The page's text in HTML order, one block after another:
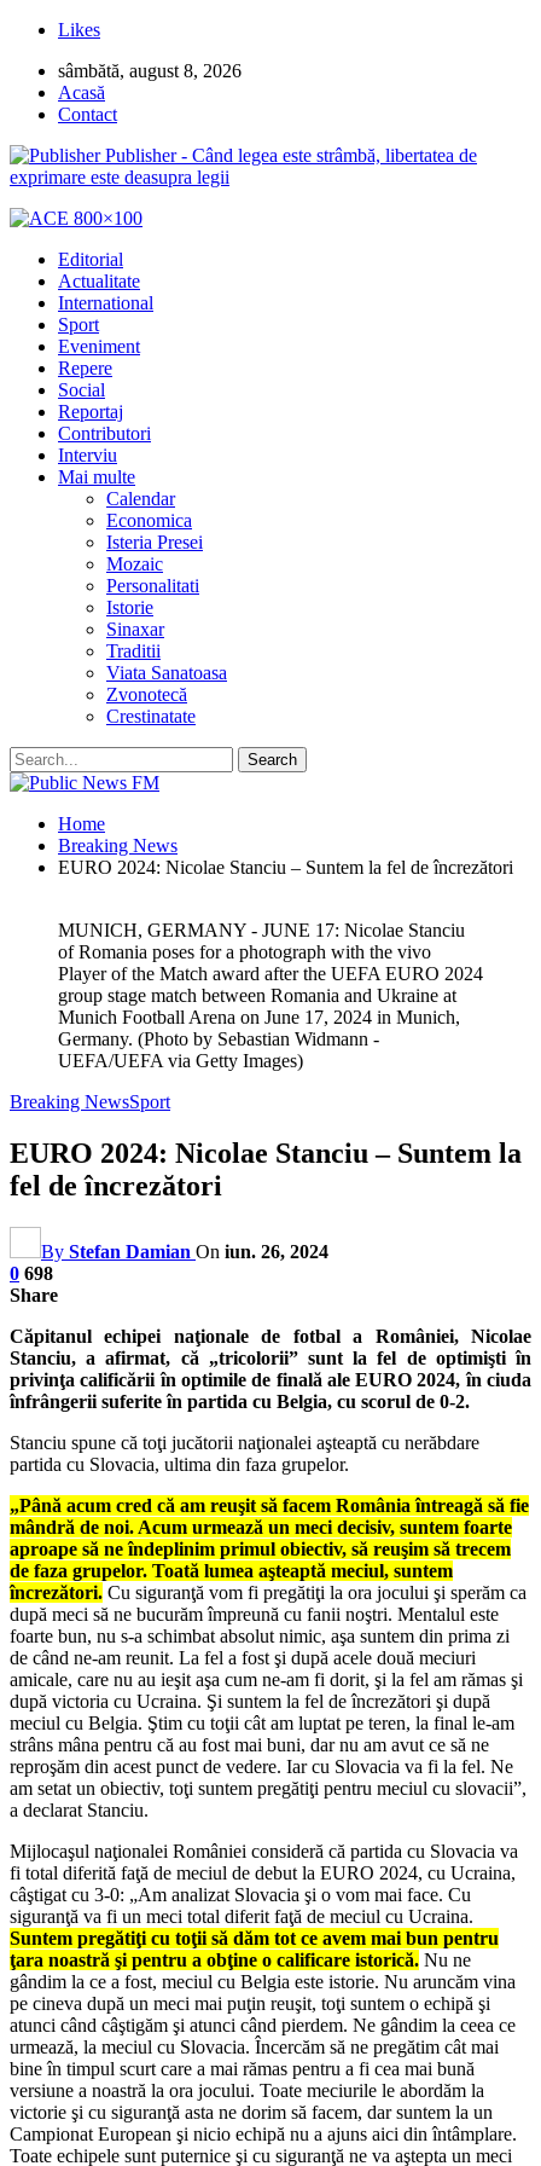
Likes
sâmbătă, august 8, 2026
Acasă
Contact
Publisher - Când legea este strâmbă, libertatea de
exprimare este deasupra legii
Editorial
Actualitate
International
Sport
Eveniment
Repere
Social
Reportaj
Contributori
Interviu
Mai multe
Calendar
Economica
Isteria Presei
Mozaic
Personalitati
Istorie
Sinaxar
Traditii
Viata Sanatoasa
Zvonotecă
Crestinatate
Home
Breaking News
EURO 2024: Nicolae Stanciu – Suntem la fel de încrezători
MUNICH, GERMANY - JUNE 17: Nicolae Stanciu
of Romania poses for a photograph with the vivo
Player of the Match award after the UEFA EURO 2024
group stage match between Romania and Ukraine at
Munich Football Arena on June 17, 2024 in Munich,
Germany. (Photo by Sebastian Widmann -
UEFA/UEFA via Getty Images)
Breaking NewsSport
EURO 2024: Nicolae Stanciu – Suntem la
fel de încrezători
By Stefan Damian On iun. 26, 2024
0 698
Share
Căpitanul echipei naţionale de fotbal a României, Nicolae
Stanciu, a afirmat, că „tricolorii” sunt la fel de optimişti în
privinţa calificării în optimile de finală ale EURO 2024, în ciuda
înfrângerii suferite în partida cu Belgia, cu scorul de 0-2.
Stanciu spune că toţi jucătorii naţionalei aşteaptă cu nerăbdare
partida cu Slovacia, ultima din faza grupelor.
„Până acum cred că am reuşit să facem România întreagă să fie
mândră de noi. Acum urmează un meci decisiv, suntem foarte
aproape să ne îndeplinim primul obiectiv, să reuşim să trecem
de faza grupelor. Toată lumea aşteaptă meciul, suntem
încrezători. Cu siguranţă vom fi pregătiţi la ora jocului şi sperăm ca
după meci să ne bucurăm împreună cu fanii noştri. Mentalul este
foarte bun, nu s-a schimbat absolut nimic, aşa suntem din prima zi
de când ne-am reunit. La fel a fost şi după acele două meciuri
amicale, care nu au ieşit aşa cum ne-am fi dorit, şi la fel am rămas şi
după victoria cu Ucraina. Şi suntem la fel de încrezători şi după
meciul cu Belgia. Ştim cu toţii cât am luptat pe teren, la final le-am
strâns mâna pentru că au fost mai buni, dar nu am avut ce să ne
reproşăm din acest punct de vedere. Iar cu Slovacia va fi la fel. Ne
am setat un obiectiv, toţi suntem pregătiţi pentru meciul cu slovacii”,
a declarat Stanciu.
Mijlocaşul naţionalei României consideră că partida cu Slovacia va
fi total diferită faţă de meciul de debut la EURO 2024, cu Ucraina,
câştigat cu 3-0: „Am analizat Slovacia şi o vom mai face. Cu
siguranţă va fi un meci total diferit faţă de meciul cu Ucraina.
Suntem pregătiţi cu toţii să dăm tot ce avem mai bun pentru
ţara noastră şi pentru a obţine o calificare istorică. Nu ne
gândim la ce a fost, meciul cu Belgia este istorie. Nu aruncăm vina
pe cineva după un meci mai puţin reuşit, toţi suntem o echipă şi
atunci când câştigăm şi atunci când pierdem. Ne gândim la ceea ce
urmează, la meciul cu Slovacia. Încercăm să ne pregătim cât mai
bine în timpul scurt care a mai rămas pentru a fi cea mai bună
versiune a noastră la ora jocului. Toate meciurile le abordăm la
victorie şi cu siguranţă asta ne dorim să facem, dar suntem la un
Campionat European şi nicio echipă nu a ajuns aici din întâmplare.
Toate echipele sunt puternice şi cu siguranţă ne va aştepta un meci